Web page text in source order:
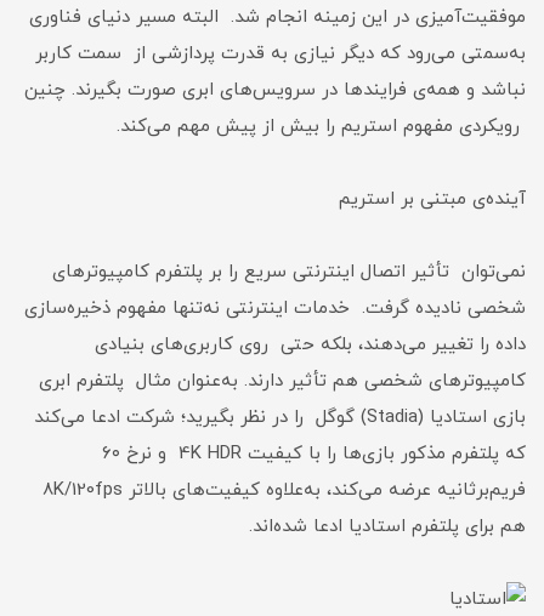
موفقیت‌آمیزی در این زمینه انجام شد. البته مسیر دنیای فناوری
به‌سمتی می‌رود که دیگر نیازی به قدرت پردازشی از سمت کاربر
نباشد و همه‌ی فرایندها در سرویس‌های ابری صورت بگیرند. چنین
رویکردی مفهوم استریم را بیش‌ از پیش مهم می‌کند.
آینده‌ی مبتنی بر استریم
نمی‌توان تأثیر اتصال اینترنتی سریع را بر پلتفرم کامپیوترهای
شخصی نادیده گرفت. خدمات اینترنتی نه‌تنها مفهوم ذخیره‌سازی
داده را تغییر می‌دهند، بلکه حتی روی کاربری‌های بنیادی
کامپیوترهای شخصی هم تأثیر دارند. به‌عنوان مثال پلتفرم ابری
بازی‌ استادیا (Stadia) گوگل را در نظر بگیرید؛ شرکت ادعا می‌کند
که پلتفرم مذکور بازی‌ها را با کیفیت 4K HDR و نرخ ۶۰
فریم‌بر‌ثانیه عرضه می‌کند، به‌علاوه کیفیت‌های بالاتر 8K/120fps
هم برای پلتفرم استادیا ادعا شده‌اند.